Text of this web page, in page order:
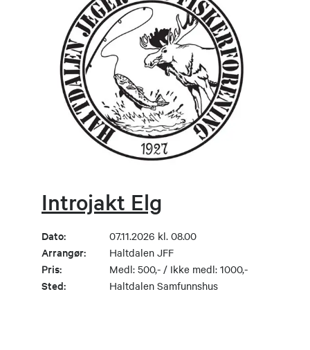
Introjakt Elg
Dato: 07.11.2026 kl. 08.00
Arrangør: Haltdalen JFF
Pris: Medl: 500,- / Ikke medl: 1000,-
Sted: Haltdalen Samfunnshus